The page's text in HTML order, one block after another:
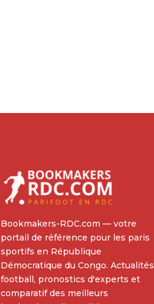
Bookmakers-RDC.com — votre
portail de référence pour les paris
sportifs en République
Démocratique du Congo. Actualités
football, pronostics d'experts et
comparatif des meilleurs